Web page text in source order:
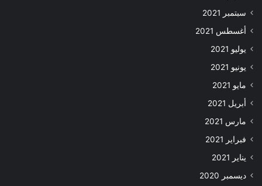
سبتمبر 2021
أغسطس 2021
يوليو 2021
يونيو 2021
مايو 2021
أبريل 2021
مارس 2021
فبراير 2021
يناير 2021
ديسمبر 2020